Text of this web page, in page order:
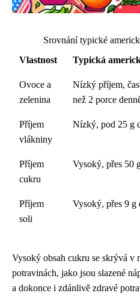
Srovnání typické
Vlastnost
Typická
Ovoce a
zelenina
Nízký příjem,
než 2 porce
Příjem
vlákniny
Nízký, pod 25 g
Příjem
cukru
Vysoký, přes 50
Příjem
soli
Vysoký, přes 9 g
Vysoký obsah cukru se skrývá v
potravinách, jako jsou slazené
a dokonce i zdánlivě zdravé